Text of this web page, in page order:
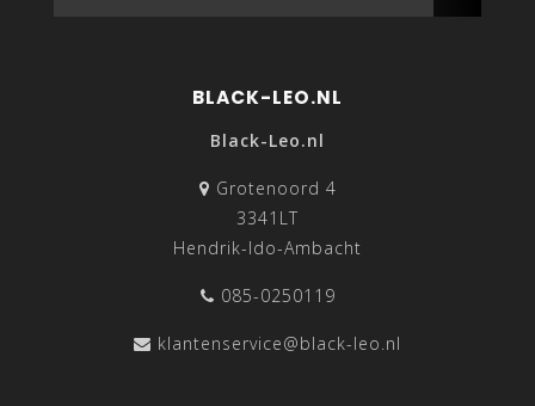
BLACK-LEO.NL
Black-Leo.nl
Grotenoord 4
3341LT
Hendrik-Ido-Ambacht
085-0250119
klantenservice@black-leo.nl